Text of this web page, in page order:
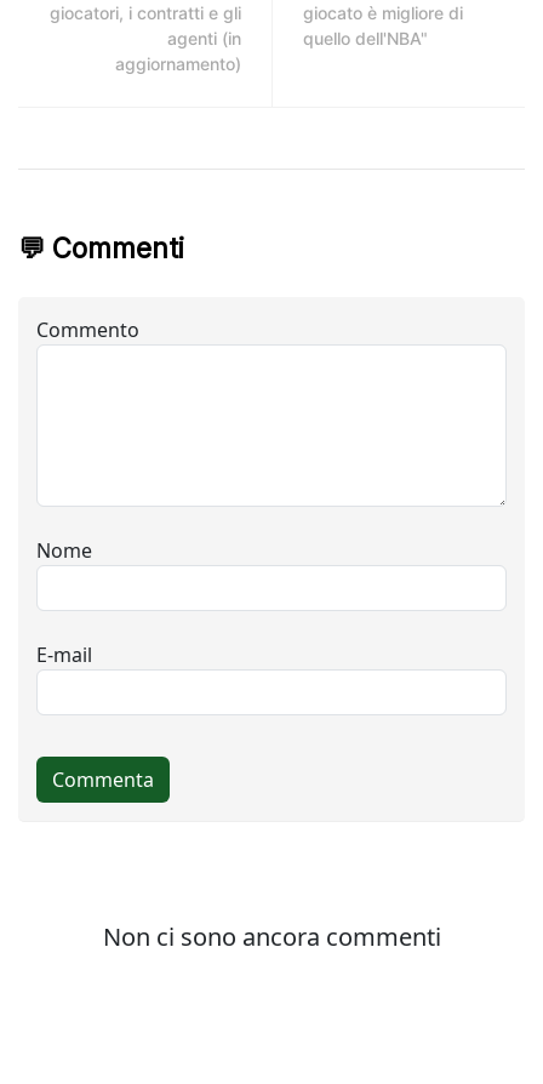
giocatori, i contratti e gli
agenti (in
aggiornamento)
giocato è migliore di
quello dell'NBA"
💬 Commenti